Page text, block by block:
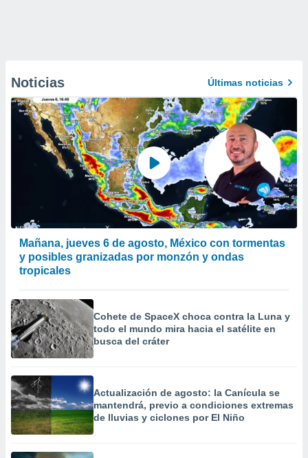
Noticias Últimas noticias
Mañana, jueves 6 de agosto, México con tormentas
y posibles granizadas por monzón y ondas
tropicales
Cohete de SpaceX choca contra la Luna y
todo el mundo mira hacia el satélite en
busca del cráter
Actualización de agosto: la Canícula se
mantendrá, previo a condiciones extremas
de lluvias y ciclones por El Niño